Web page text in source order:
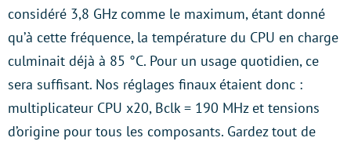
considéré 3,8 GHz comme le maximum, étant donné
qu’à cette fréquence, la température du CPU en charge
culminait déjà à 85 °C. Pour un usage quotidien, ce
sera suffisant. Nos réglages finaux étaient donc :
multiplicateur CPU x20, Bclk = 190 MHz et tensions
d’origine pour tous les composants. Gardez tout de